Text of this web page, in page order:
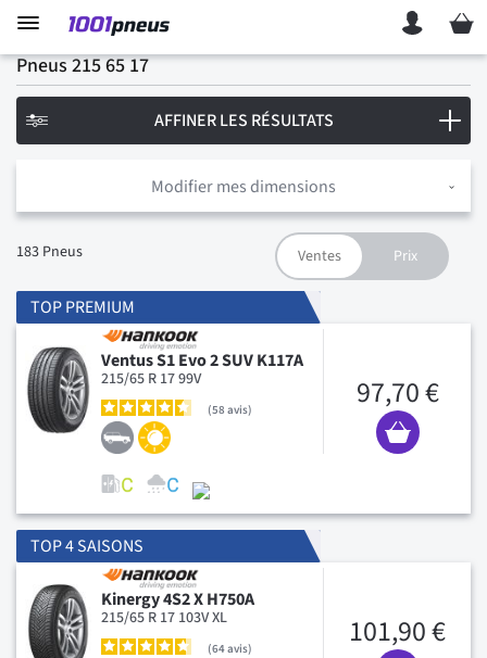
Mon
Pneus 215 65 17
Modifier mes dimensions
183 Pneus
TOP PREMIUM
Ventus S1 Evo 2 SUV K117A
215/65 R 17 99V
58 avis 97,70 €
TOP 4 SAISONS
Kinergy 4S2 X H750A
215/65 R 17 103V XL
64avis 101,90 €
AFFINER LES RÉSULTATS